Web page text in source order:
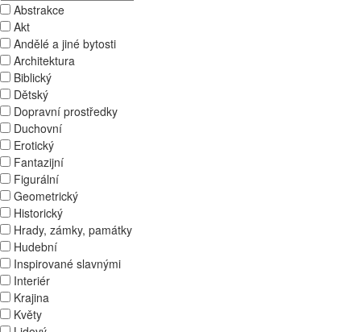
Abstrakce
Akt
Andělé a jiné bytosti
Architektura
Biblický
Dětský
Dopravní prostředky
Duchovní
Erotický
Fantazijní
Figurální
Geometrický
Historický
Hrady, zámky, památky
Hudební
Inspirované slavnými
Interiér
Krajina
Květy